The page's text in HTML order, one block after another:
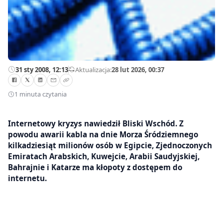
31 sty 2008, 12:13—Aktualizacja:28 lut 2026, 00:37
1 minuta czytania
Internetowy kryzys nawiedził Bliski Wschód. Z
powodu awarii kabla na dnie Morza Śródziemnego
kilkadziesiąt milionów osób w Egipcie, Zjednoczonych
Emiratach Arabskich, Kuwejcie, Arabii Saudyjskiej,
Bahrajnie i Katarze ma kłopoty z dostępem do
internetu.